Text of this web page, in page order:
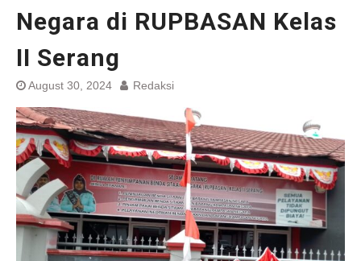
Negara di RUPBASAN Kelas
II Serang
August 30, 2024 Redaksi